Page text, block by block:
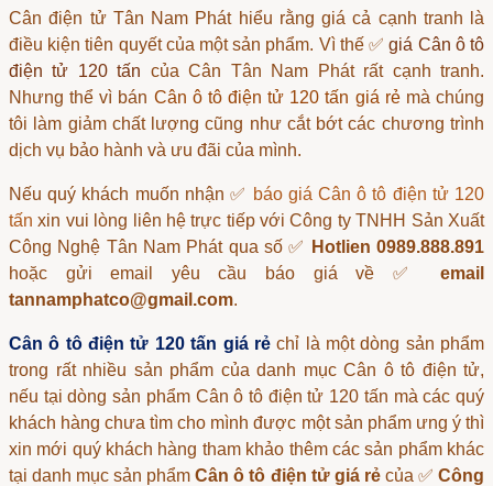
Cân điện tử Tân Nam Pháthiểu rằng giá cả cạnh tranh là
điều kiện tiên quyết của một sản phẩm. Vì thế ✅giá Cân ô tô
điện tử 120 tấn của Cân Tân Nam Phát rất cạnh tranh.
Nhưng thể vì bán Cân ô tô điện tử 120 tấn giá rẻmà chúng
tôi làm giảm chất lượng cũng như cắt bớt các chương trình
dịch vụ bảo hành và ưu đãi của mình.
Nếu quý khách muốn nhận ✅ báo giá Cân ô tô điện tử 120
tấn xin vui lòng liên hệ trực tiếp với Công ty TNHH Sản Xuất
Công Nghệ Tân Nam Phát qua số ✅
Hotlien 0989.888.891
hoặc gửi email yêu cầu báo giá về ✅ email
tannamphatco@gmail.com.
Cân ô tô điện tử 120 tấn giá rẻchỉ là một dòng sản phẩm
trong rất nhiều sản phẩm của danh mục Cân ô tô điện tử,
nếu tại dòng sản phẩm Cân ô tô điện tử 120 tấn mà các quý
khách hàng chưa tìm cho mình được một sản phẩm ưng ý thì
xin mới quý khách hàng tham khảo thêm các sản phẩm khác
tại danh mục sản phẩmCân ô tô điện tử giá rẻcủa ✅Công